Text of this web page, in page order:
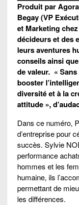
Produit par
Begay (VP
et Marketing
décideurs et des
leurs aventures
conseils ainsi
de valeur. «
booster
diversité et à la
attitude »,
Dans ce numéro,
d’entreprise pour
succès. Sylvie
performance
hommes et les
humaine, ils
permettant de
les différences.